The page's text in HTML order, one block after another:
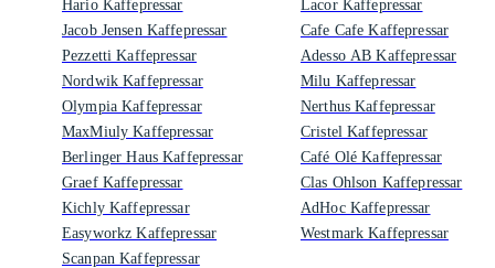
Hario Kaffepressar
Jacob Jensen Kaffepressar
Pezzetti Kaffepressar
Nordwik Kaffepressar
Olympia Kaffepressar
MaxMiuly Kaffepressar
Berlinger Haus Kaffepressar
Graef Kaffepressar
Kichly Kaffepressar
Easyworkz Kaffepressar
Scanpan Kaffepressar
Lacor Kaffepressar
Cafe Cafe Kaffepressar
Adesso AB Kaffepressar
Milu Kaffepressar
Nerthus Kaffepressar
Cristel Kaffepressar
Café Olé Kaffepressar
Clas Ohlson Kaffepressar
AdHoc Kaffepressar
Westmark Kaffepressar